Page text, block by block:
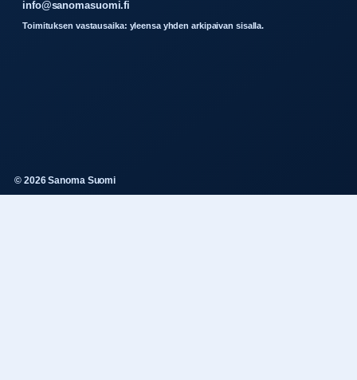
info@sanomasuomi.fi
Toimituksen vastausaika: yleensa yhden arkipaivan sisalla.
© 2026 Sanoma Suomi